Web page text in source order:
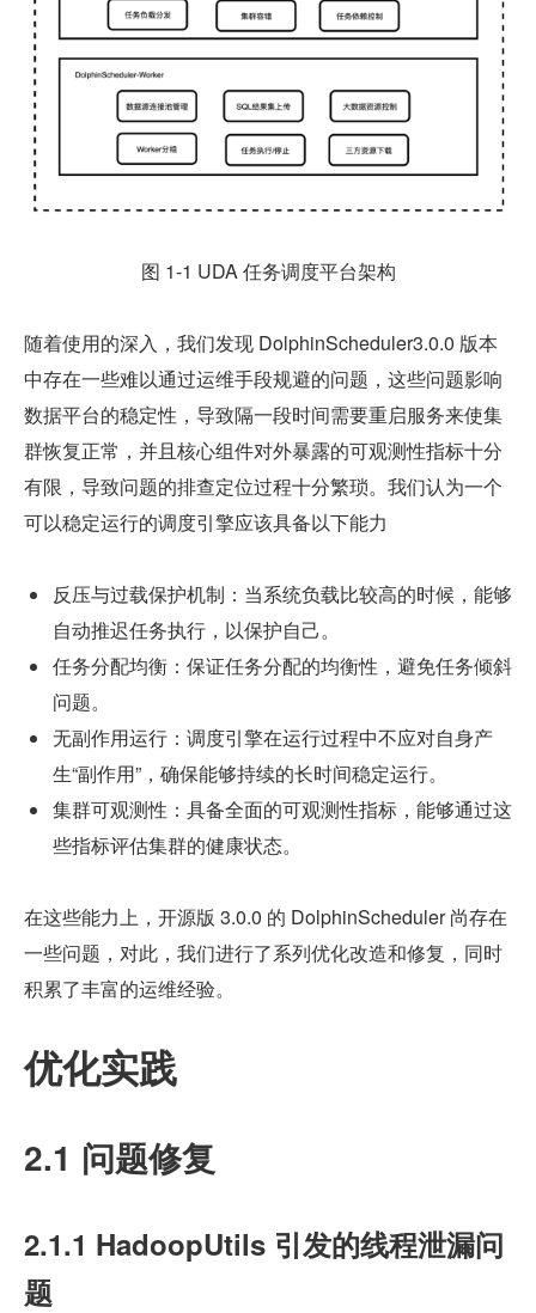
图 1-1 UDA 任务调度平台架构
随着使用的深入，我们发现 DolphinScheduler3.0.0 版本
中存在一些难以通过运维手段规避的问题，这些问题影响
数据平台的稳定性，导致隔一段时间需要重启服务来使集
群恢复正常，并且核心组件对外暴露的可观测性指标十分
有限，导致问题的排查定位过程十分繁琐。我们认为一个
可以稳定运行的调度引擎应该具备以下能力
反压与过载保护机制：当系统负载比较高的时候，能够
自动推迟任务执行，以保护自己。
任务分配均衡：保证任务分配的均衡性，避免任务倾斜
问题。
无副作用运行：调度引擎在运行过程中不应对自身产
生“副作用”，确保能够持续的长时间稳定运行。
集群可观测性：具备全面的可观测性指标，能够通过这
些指标评估集群的健康状态。
在这些能力上，开源版 3.0.0 的 DolphinScheduler 尚存在
一些问题，对此，我们进行了系列优化改造和修复，同时
积累了丰富的运维经验。
优化实践
2.1 问题修复
2.1.1 HadoopUtils 引发的线程泄漏问
题